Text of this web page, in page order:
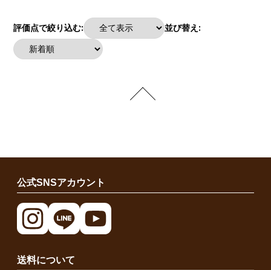
評価点で絞り込む: 並び替え:
公式SNSアカウント
送料について